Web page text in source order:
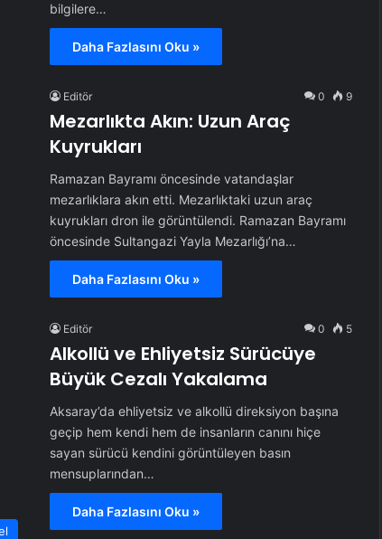
bilgilere…
Daha Fazlasını Oku »
Editör 0 9
Mezarlıkta Akın: Uzun Araç
Kuyrukları
Ramazan Bayramı öncesinde vatandaşlar
mezarlıklara akın etti. Mezarlıktaki uzun araç
kuyrukları dron ile görüntülendi. Ramazan Bayramı
öncesinde Sultangazi Yayla Mezarlığı’na…
Daha Fazlasını Oku »
Editör 0 5
Alkollü ve Ehliyetsiz Sürücüye
Büyük Cezalı Yakalama
Aksaray’da ehliyetsiz ve alkollü direksiyon başına
geçip hem kendi hem de insanların canını hiçe
sayan sürücü kendini görüntüleyen basın
mensuplarından…
Daha Fazlasını Oku »